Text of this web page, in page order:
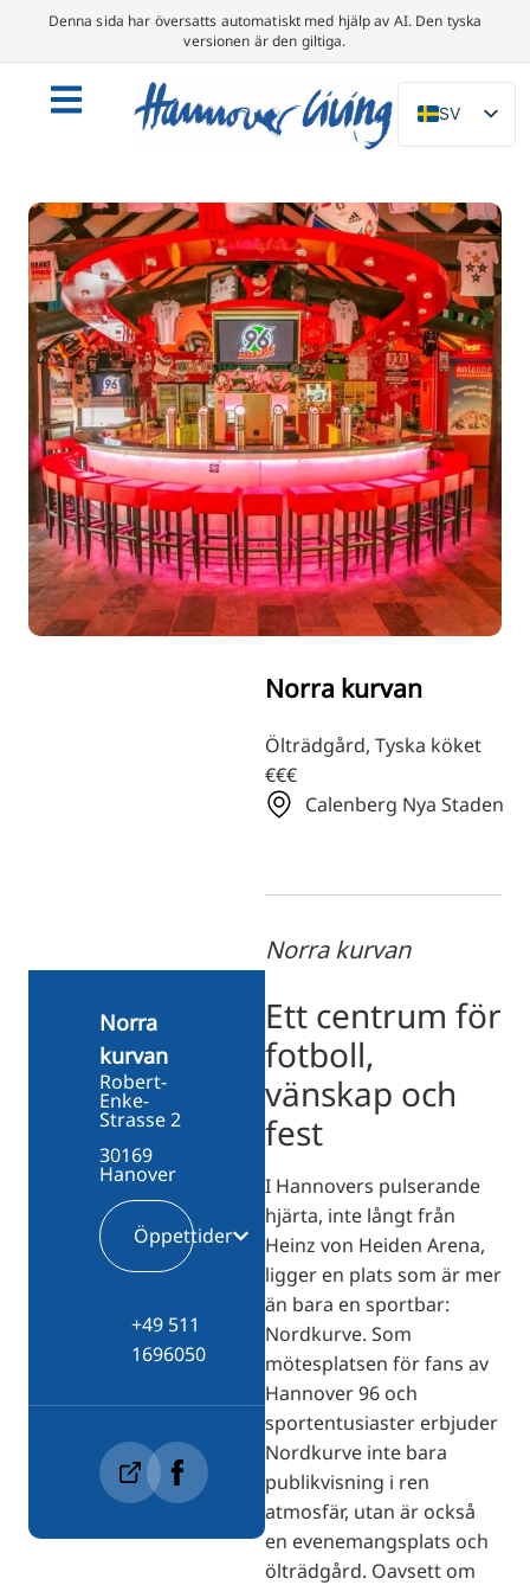
Denna sida har översatts automatiskt med hjälp av AI. Den tyska
versionen är den giltiga.
SV
DE
NL
PL
ES
IT
DA
FR
PT
TR
RU
FI
ZH
UK
Norra kurvan
Ölträdgård, Tyska köket
€€€
Calenberg Nya Staden
Norra kurvan
Ett centrum för
fotboll,
vänskap och
fest
I Hannovers pulserande
hjärta, inte långt från
Heinz von Heiden Arena,
ligger en plats som är mer
än bara en sportbar:
Nordkurve. Som
mötesplatsen för fans av
Hannover 96 och
sportentusiaster erbjuder
Nordkurve inte bara
publikvisning i ren
atmosfär, utan är också
en evenemangsplats och
ölträdgård. Oavsett om
Norra
kurvan
Robert-
Enke-
Strasse 2
30169
Hanover
Öppettider
+49 511
1696050